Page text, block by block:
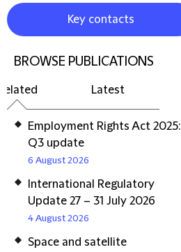
Key contacts
BROWSE PUBLICATIONS
Latest
Employment Rights Act 2025:
Q3 update
6 August 2026
International Regulatory
Update 27 – 31 July 2026
4 August 2026
Space and satellite